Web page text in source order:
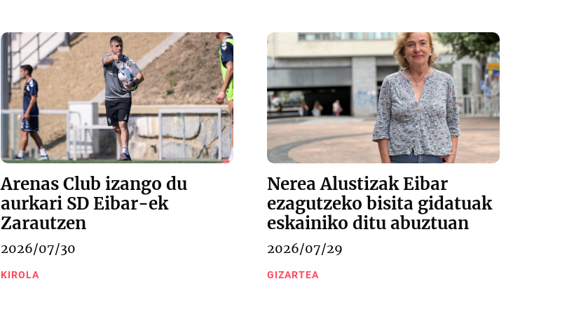
Arenas Club izango du
aurkari SD Eibar-ek
Zarautzen
2026/07/30
KIROLA
Nerea Alustizak Eibar
ezagutzeko bisita gidatuak
eskainiko ditu abuztuan
2026/07/29
GIZARTEA